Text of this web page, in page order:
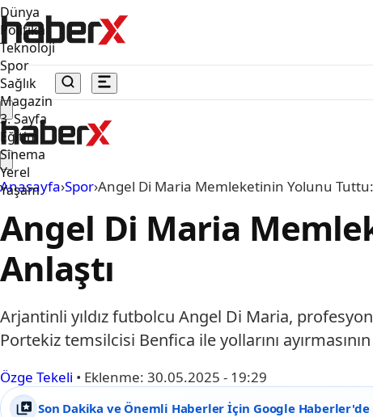
Dünya
Politika
Teknoloji
Spor
Sağlık
Magazin
3. Sayfa
Eğitim
Sinema
Yerel
Yaşam
Anasayfa›Spor›Angel Di Maria Memleketinin Yolunu
Angel Di Maria
Anlaştı
Arjantinli yıldız futbolcu Angel Di Maria,
Portekiz temsilcisi Benfica ile yollarını
Özge Tekeli • Eklenme: 30.05.2025 - 19:29
Son Dakika ve Önemli Haberler İçin Google Haberler'de